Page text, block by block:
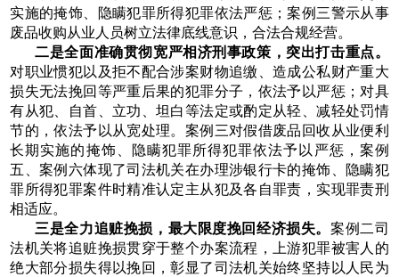
实施的掩饰、隐瞒犯罪所得犯罪依法严惩；案例三警示从事
废品收购从业人员树立法律底线意识，合法合规经营。
二是全面准确贯彻宽严相济刑事政策，突出打击重点。
对职业惯犯以及拒不配合涉案财物追缴、造成公私财产重大
损失无法挽回等严重后果的犯罪分子，依法予以严惩；对具
有从犯、自首、立功、坦白等法定或酌定从轻、减轻处罚情
节的，依法予以从宽处理。案例三对假借废品回收从业便利
长期实施的掩饰、隐瞒犯罪所得犯罪依法予以严惩，案例
五、案例六体现了司法机关在办理涉银行卡的掩饰、隐瞒犯
罪所得犯罪案件时精准认定主从犯及各自罪责，实现罪责刑
相适应。
三是全力追赃挽损，最大限度挽回经济损失。案例二司
法机关将追赃挽损贯穿于整个办案流程，上游犯罪被害人的
绝大部分损失得以挽回，彰显了司法机关始终坚持以人民为